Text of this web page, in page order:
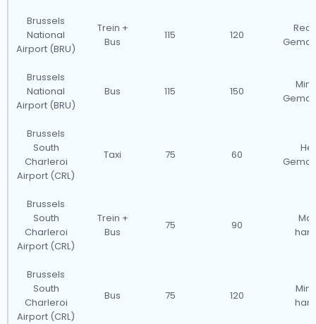
Brussels
National
Airport (BRU)
Trein +
Bus
115 120
Brussels
National
Airport (BRU)
Bus 115 150
Brussels
South
Charleroi
Airport (CRL)
Taxi 75 60
Brussels
South
Charleroi
Airport (CRL)
Trein +
Bus
75 90
Brussels
South
Charleroi
Airport (CRL)
Bus 75 120